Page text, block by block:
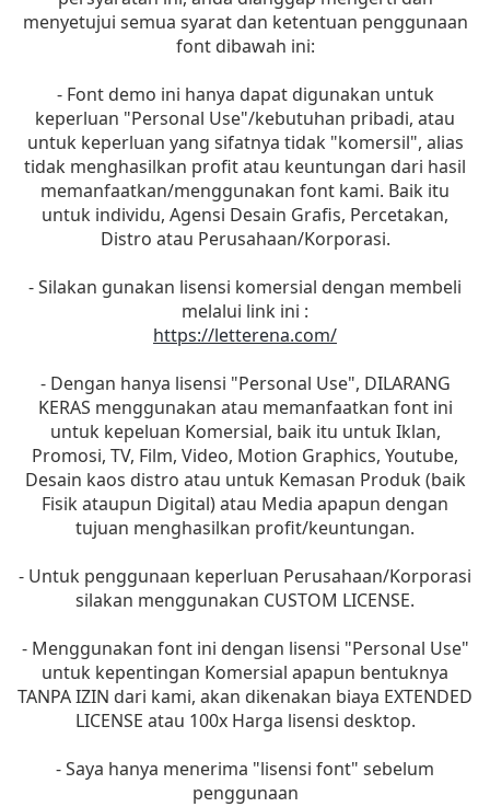
menyetujui semua syarat dan ketentuan penggunaan
font dibawah ini:
- Font demo ini hanya dapat digunakan untuk
keperluan "Personal Use"/kebutuhan pribadi, atau
untuk keperluan yang sifatnya tidak "komersil", alias
tidak menghasilkan profit atau keuntungan dari hasil
memanfaatkan/menggunakan font kami. Baik itu
untuk individu, Agensi Desain Grafis, Percetakan,
Distro atau Perusahaan/Korporasi.
- Silakan gunakan lisensi komersial dengan membeli
melalui link ini :
https://letterena.com/
- Dengan hanya lisensi "Personal Use", DILARANG
KERAS menggunakan atau memanfaatkan font ini
untuk kepeluan Komersial, baik itu untuk Iklan,
Promosi, TV, Film, Video, Motion Graphics, Youtube,
Desain kaos distro atau untuk Kemasan Produk (baik
Fisik ataupun Digital) atau Media apapun dengan
tujuan menghasilkan profit/keuntungan.
- Untuk penggunaan keperluan Perusahaan/Korporasi
silakan menggunakan CUSTOM LICENSE.
- Menggunakan font ini dengan lisensi "Personal Use"
untuk kepentingan Komersial apapun bentuknya
TANPA IZIN dari kami, akan dikenakan biaya EXTENDED
LICENSE atau 100x Harga lisensi desktop.
- Saya hanya menerima "lisensi font" sebelum
penggunaan